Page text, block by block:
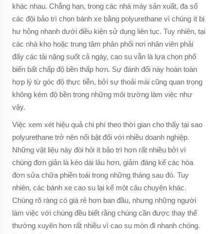
khác nhau. Chẳng hạn, trong các nhà máy sản xuất, đa số
các đội bảo trì chọn bánh xe bằng polyurethane vì chúng ít bị
hư hỏng nhanh dưới điều kiện sử dụng liên tục. Tuy nhiên, tại
các nhà kho hoặc trung tâm phân phối nơi nhân viên phải
đẩy các tải nặng suốt cả ngày, cao su vẫn là lựa chọn phổ
biến bất chấp độ bền thấp hơn. Sự đánh đổi này hoàn toàn
hợp lý từ góc độ thực tiễn, bởi sự thoải mái cũng quan trọng
không kém độ bền trong những môi trường làm việc như
vậy.
Việc xem xét hiệu quả chi phí theo thời gian cho thấy tại sao
polyurethane trở nên nổi bật đối với nhiều doanh nghiệp.
Những vật liệu này đòi hỏi ít bảo trì hơn rất nhiều bởi vì
chúng đơn giản là kéo dài lâu hơn, giảm đáng kể các hóa
đơn sửa chữa phiền toái trong những tháng sau đó. Tuy
nhiên, các bánh xe cao su lại kể một câu chuyện khác.
Chúng rõ ràng có giá rẻ hơn ban đầu, nhưng những người
làm việc với chúng đều biết rằng chúng cần được thay thế
thường xuyên hơn rất nhiều vì cao su mòn đi nhanh chóng.